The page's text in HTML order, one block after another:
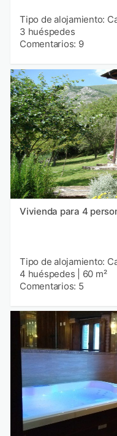
Tipo de alojamiento:
3 huéspedes
Comentarios: 9
Vivienda para 4
Tipo de alojamiento:
4 huéspedes
60 m²
Comentarios: 5